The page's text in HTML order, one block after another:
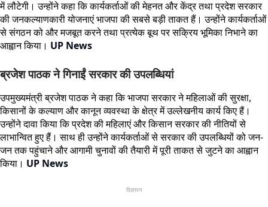
में लौटेगी। उन्होंने कहा कि कार्यकर्ताओं की मेहनत और केंद्र तथा प्रदेश सरकार
की जनकल्याणकारी योजनाएं भाजपा की सबसे बड़ी ताकत हैं। उन्होंने कार्यकर्ताओं
से संगठन को और मजबूत करने तथा प्रत्येक बूथ पर सक्रिय भूमिका निभाने का
आह्वान किया। UP News
ब्रजेश पाठक ने गिनाईं सरकार की उपलब्धियां
उपमुख्यमंत्री ब्रजेश पाठक ने कहा कि भाजपा सरकार ने महिलाओं की सुरक्षा,
किसानों के कल्याण और कानून व्यवस्था के क्षेत्र में उल्लेखनीय कार्य किए हैं।
उन्होंने दावा किया कि प्रदेश की महिलाएं और किसान सरकार की नीतियों से
लाभान्वित हुए हैं। साथ ही उन्होंने कार्यकर्ताओं से सरकार की उपलब्धियों को जन-
जन तक पहुंचाने और आगामी चुनावों की तैयारी में पूरी ताकत से जुटने का आह्वान
किया। UP News
विज्ञापन